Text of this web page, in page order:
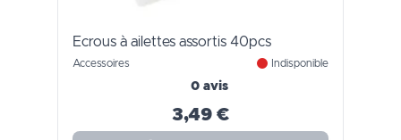
Ecrous à ailettes assortis 40pcs
Accessoires Indisponible
0 avis
3,49 €